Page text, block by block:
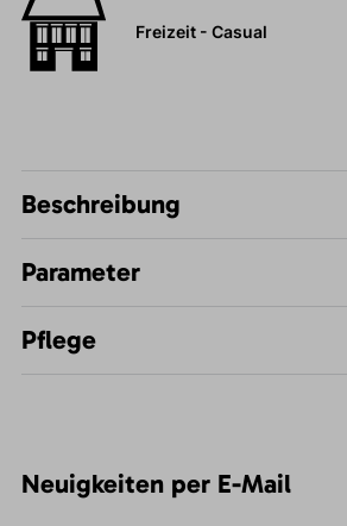
Freizeit - Casual
Beschreibung
Parameter
Pflege
Neuigkeiten per E-Mail